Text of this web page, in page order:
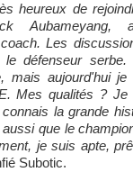
Les
défenseur
mais aujourd'hui
Mes qualités ? Je
la grande
que le
je suis apte,
Subotic.